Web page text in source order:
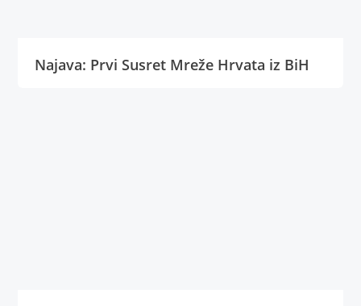
Najava: Prvi Susret Mreže Hrvata iz BiH